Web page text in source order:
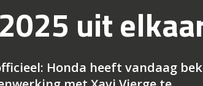
uit
Honda heeft vandaag